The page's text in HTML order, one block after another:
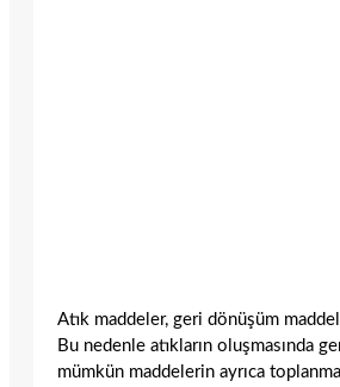
Atık maddeler, geri dönüşüm
Bu nedenle atıkların oluşmasında
mümkün maddelerin ayrıca